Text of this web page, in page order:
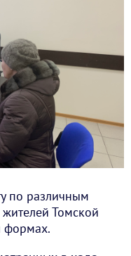
по различным
Томской
формах.